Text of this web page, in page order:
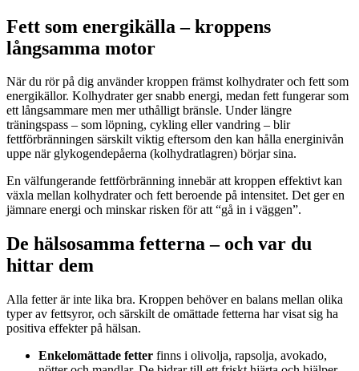
Fett som energikälla – kroppens
långsamma motor
När du rör på dig använder kroppen främst kolhydrater och fett som
energikällor. Kolhydrater ger snabb energi, medan fett fungerar som
ett långsammare men mer uthålligt bränsle. Under längre
träningspass – som löpning, cykling eller vandring – blir
fettförbränningen särskilt viktig eftersom den kan hålla energinivån
uppe när glykogendepåerna (kolhydratlagren) börjar sina.
En välfungerande fettförbränning innebär att kroppen effektivt kan
växla mellan kolhydrater och fett beroende på intensitet. Det ger en
jämnare energi och minskar risken för att “gå in i väggen”.
De hälsosamma fetterna – och var du
hittar dem
Alla fetter är inte lika bra. Kroppen behöver en balans mellan olika
typer av fettsyror, och särskilt de omättade fetterna har visat sig ha
positiva effekter på hälsan.
Enkelomättade fetter finns i olivolja, rapsolja, avokado,